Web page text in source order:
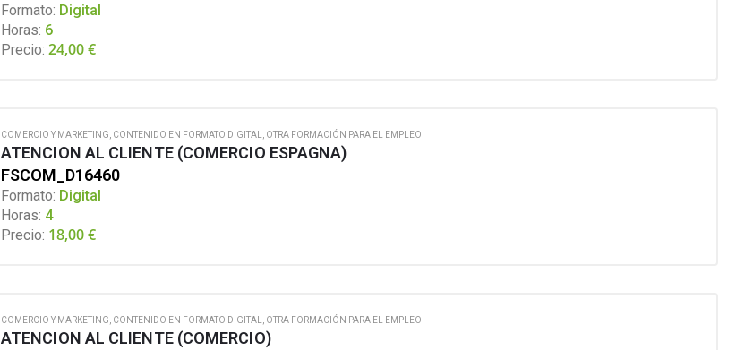
Formato: Digital
Horas: 6
Precio: 24,00€
COMERCIO Y MARKETING CONTENIDO EN FORMATO DIGITAL OTRA FORMACIÓN PARA EL EMPLEO
ATENCION AL CLIENTE (COMERCIO ESPAGNA)
FSCOM_D16460
Formato: Digital
Horas: 4
Precio: 18,00€
COMERCIO Y MARKETING CONTENIDO EN FORMATO DIGITAL OTRA FORMACIÓN PARA EL EMPLEO
ATENCION AL CLIENTE (COMERCIO)